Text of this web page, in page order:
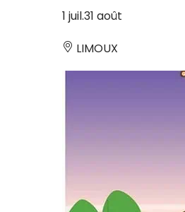
1 juil.31 août
LIMOUX